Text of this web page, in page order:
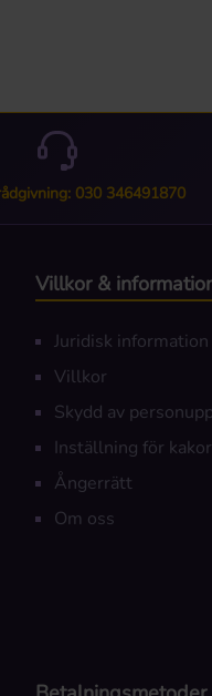
030 346491870
Villkor &
Juridisk information
Villkor
Skydd av
Inställning för kakor
Ångerrätt
Om oss